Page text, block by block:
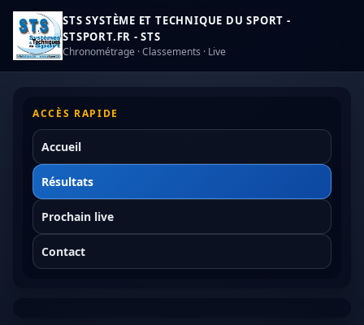
STS SYSTÈME ET TECHNIQUE DU SPORT -
STSPORT.FR - STS
Chronométrage · Classements · Live
ACCÈS RAPIDE
Accueil
Résultats
Prochain live
Contact